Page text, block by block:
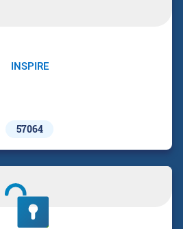
INSPIRE
57064